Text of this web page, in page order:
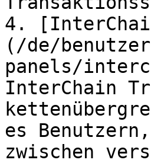
4.
(/de/
panels/
InterChain
es Benutzern,
zwischen